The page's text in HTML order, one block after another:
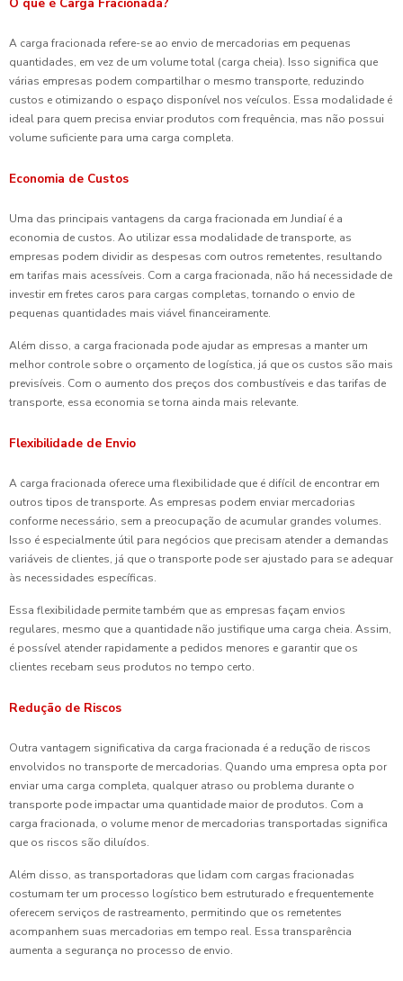
A carga fracionada refere-se ao envio de mercadorias em pequenas
quantidades, em vez de um volume total (carga cheia). Isso significa que
várias empresas podem compartilhar o mesmo transporte, reduzindo
custos e otimizando o espaço disponível nos veículos. Essa modalidade é
ideal para quem precisa enviar produtos com frequência, mas não possui
volume suficiente para uma carga completa.
Economia de Custos
Uma das principais vantagens da carga fracionada em Jundiaí é a
economia de custos. Ao utilizar essa modalidade de transporte, as
empresas podem dividir as despesas com outros remetentes, resultando
em tarifas mais acessíveis. Com a carga fracionada, não há necessidade de
investir em fretes caros para cargas completas, tornando o envio de
pequenas quantidades mais viável financeiramente.
Além disso, a carga fracionada pode ajudar as empresas a manter um
melhor controle sobre o orçamento de logística, já que os custos são mais
previsíveis. Com o aumento dos preços dos combustíveis e das tarifas de
transporte, essa economia se torna ainda mais relevante.
Flexibilidade de Envio
A carga fracionada oferece uma flexibilidade que é difícil de encontrar em
outros tipos de transporte. As empresas podem enviar mercadorias
conforme necessário, sem a preocupação de acumular grandes volumes.
Isso é especialmente útil para negócios que precisam atender a demandas
variáveis de clientes, já que o transporte pode ser ajustado para se adequar
às necessidades específicas.
Essa flexibilidade permite também que as empresas façam envios
regulares, mesmo que a quantidade não justifique uma carga cheia. Assim,
é possível atender rapidamente a pedidos menores e garantir que os
clientes recebam seus produtos no tempo certo.
Redução de Riscos
Outra vantagem significativa da carga fracionada é a redução de riscos
envolvidos no transporte de mercadorias. Quando uma empresa opta por
enviar uma carga completa, qualquer atraso ou problema durante o
transporte pode impactar uma quantidade maior de produtos. Com a
carga fracionada, o volume menor de mercadorias transportadas significa
que os riscos são diluídos.
Além disso, as transportadoras que lidam com cargas fracionadas
costumam ter um processo logístico bem estruturado e frequentemente
oferecem serviços de rastreamento, permitindo que os remetentes
acompanhem suas mercadorias em tempo real. Essa transparência
aumenta a segurança no processo de envio.